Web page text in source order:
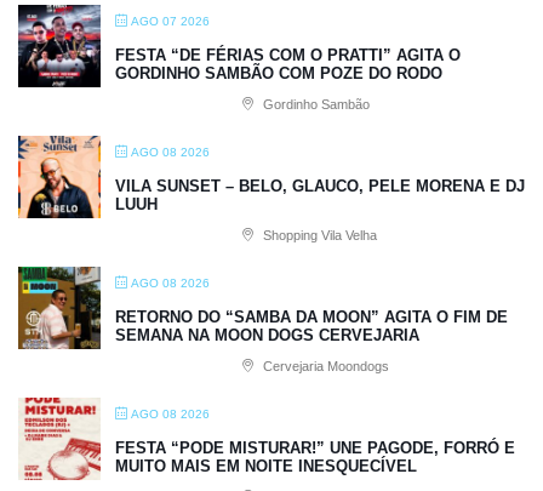
AGO 07 2026
FESTA “DE FÉRIAS COM O PRATTI” AGITA O
GORDINHO SAMBÃO COM POZE DO RODO
Gordinho Sambão
AGO 08 2026
VILA SUNSET – BELO, GLAUCO, PELE MORENA E DJ
LUUH
Shopping Vila Velha
AGO 08 2026
RETORNO DO “SAMBA DA MOON” AGITA O FIM DE
SEMANA NA MOON DOGS CERVEJARIA
Cervejaria Moondogs
AGO 08 2026
FESTA “PODE MISTURAR!” UNE PAGODE, FORRÓ E
MUITO MAIS EM NOITE INESQUECÍVEL